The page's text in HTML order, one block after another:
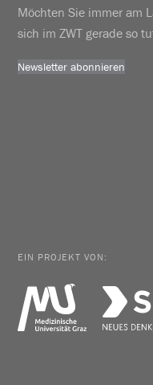
Möchten Sie immer am
sich im ZWT gerade so
Newsletter abonnieren
EIN PROJEKT VON: